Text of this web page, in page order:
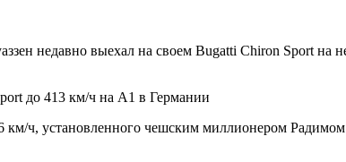
недавно выехал на своем Bugatti Chiron Sport на
км/ч, установленного чешским миллионером